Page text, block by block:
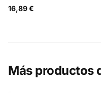
16,89 €
Más productos